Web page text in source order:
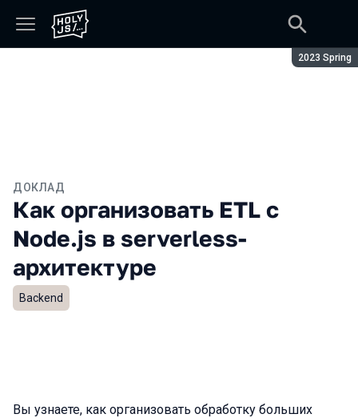
Сезон:
2023 Spring
ДОКЛАД
Как организовать ETL с
Node.js в serverless-
архитектуре
Backend
Вы узнаете, как организовать обработку больших